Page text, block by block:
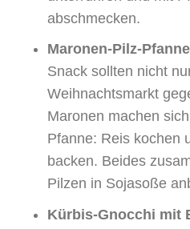
abschmecken.
Maronen-Pilz-Pfanne
Snack sollten nicht
Weihnachtsmarkt
Maronen machen
Pfanne: Reis kochen
backen. Beides
Pilzen in Sojasoße
Kürbis-Gnocchi mit